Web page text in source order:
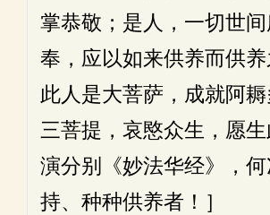
掌恭敬；是人，一切世
奉，应以如来供养而供
此人是大菩萨，成就阿
三菩提，哀愍众生，愿
演分别《妙法华经》，
持、种种供养者！］